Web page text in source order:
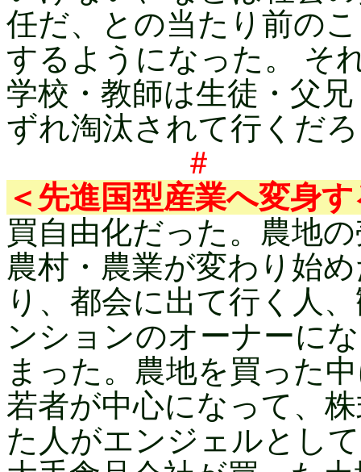
任だ、との当たり前の
するようになった。 そ
学校・教師は生徒・父
ずれ淘汰されて行くだ
＃
＜先進国型産業へ変身
買自由化だった。農地
農村・農業が変わり始
り、都会に出て行く人
ンションのオーナーに
まった。農地を買った
若者が中心になって、
た人がエンジェルとし